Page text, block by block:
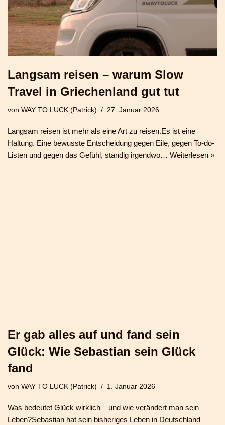
Langsam reisen – warum Slow
Travel in Griechenland gut tut
von WAY TO LUCK (Patrick) 27. Januar 2026
Langsam reisen ist mehr als eine Art zu reisen.Es ist eine
Haltung. Eine bewusste Entscheidung gegen Eile, gegen To-do-
Listen und gegen das Gefühl, ständig irgendwo… Weiterlesen »
Er gab alles auf und fand sein
Glück: Wie Sebastian sein Glück
fand
von WAY TO LUCK (Patrick) 1. Januar 2026
Was bedeutet Glück wirklich – und wie verändert man sein
Leben?Sebastian hat sein bisheriges Leben in Deutschland